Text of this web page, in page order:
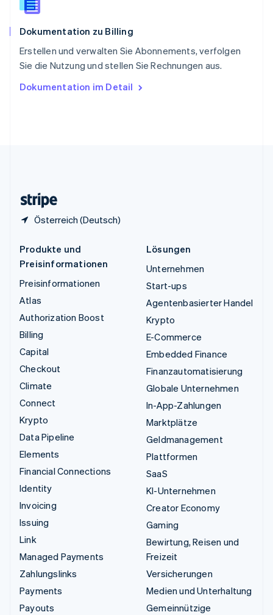
Dokumentation zu Billing
Erstellen und verwalten Sie Abonnements, verfolgen
Sie die Nutzung und stellen Sie Rechnungen aus.
Dokumentation im Detail
Österreich (Deutsch)
Spanien
Thailand
Tschechische Republik
English
English
Produkte und
Preisinformationen
Preisinformationen
Atlas
Authorization Boost
Billing
Capital
Checkout
Climate
Connect
Krypto
Data Pipeline
Elements
Financial Connections
Identity
Invoicing
Issuing
Link
Managed Payments
Zahlungslinks
Payments
Payouts
Lösungen
Unternehmen
Start-ups
Agentenbasierter Handel
Krypto
E-Commerce
Embedded Finance
Finanzautomatisierung
Globale Unternehmen
In-App-Zahlungen
Marktplätze
Geldmanagement
Plattformen
SaaS
KI-Unternehmen
Creator Economy
Gaming
Bewirtung, Reisen und
Freizeit
Versicherungen
Medien und Unterhaltung
Gemeinnützige